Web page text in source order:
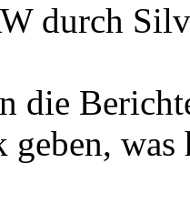
durch
die
was